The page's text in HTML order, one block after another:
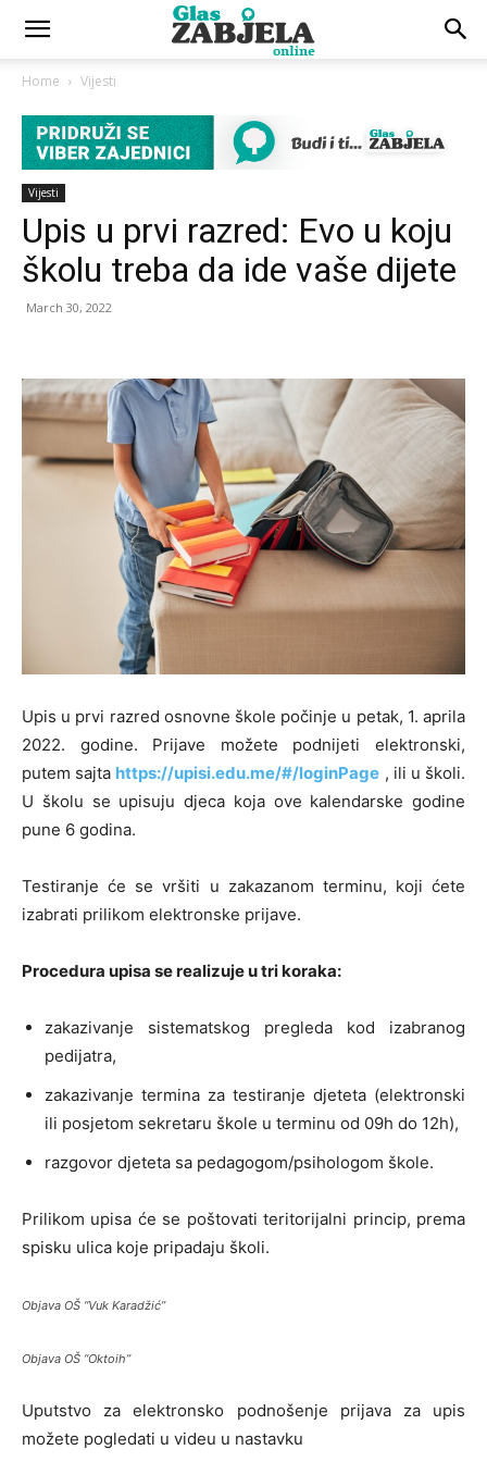
Home Vijesti
Vijesti
Upis u prvi razred: Evo u koju
školu treba da ide vaše dijete
March 30, 2022
Upis u prvi razred osnovne škole počinje u petak, 1. aprila
2022. godine. Prijave možete podnijeti elektronski,
putem sajta https://upisi.edu.me/#/loginPage , ili u školi.
U školu se upisuju djeca koja ove kalendarske godine
pune 6 godina.
Testiranje će se vršiti u zakazanom terminu, koji ćete
izabrati prilikom elektronske prijave.
Procedura upisa se realizuje u tri koraka:
zakazivanje sistematskog pregleda kod izabranog
pedijatra,
zakazivanje termina za testiranje djeteta (elektronski
ili posjetom sekretaru škole u terminu od 09h do 12h),
razgovor djeteta sa pedagogom/psihologom škole.
Prilikom upisa će se poštovati teritorijalni princip, prema
spisku ulica koje pripadaju školi.
Objava OŠ “Vuk Karadžić”
Objava OŠ “Oktoih”
Uputstvo za elektronsko podnošenje prijava za upis
možete pogledati u videu u nastavku